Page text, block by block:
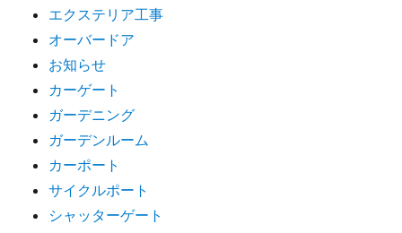
エクステリア工事
オーバードア
お知らせ
カーゲート
ガーデニング
ガーデンルーム
カーポート
サイクルポート
シャッターゲート